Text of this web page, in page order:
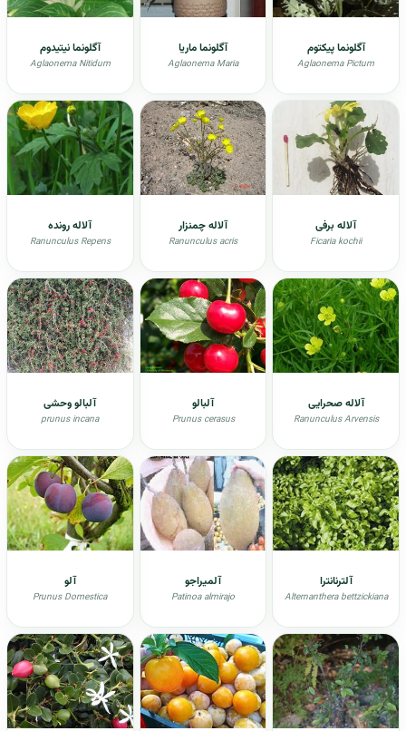
آگلونما پیکتوم
Aglaonema Pictum
آگلونما ماریا
Aglaonema Maria
آگلونما نیتیدوم
Aglaonema Nitidum
آلاله برفی
Ficaria kochii
آلاله چمنزار
Ranunculus acris
آلاله رونده
Ranunculus Repens
آلاله صحرایی
Ranunculus Arvensis
آلبالو
Prunus cerasus
آلبالو وحشی
prunus incana
آلترنانترا
Alternanthera bettzickiana
آلمیراجو
Patinoa almirajo
آلو
Prunus Domestica